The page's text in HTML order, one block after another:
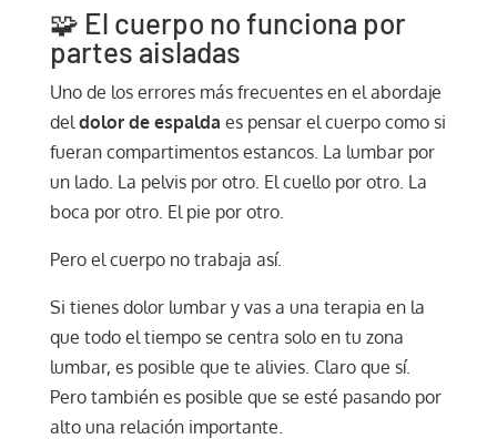
🧩 El cuerpo no funciona por
partes aisladas
Uno de los errores más frecuentes en el abordaje
deldolor de espalda es pensar el cuerpo como si
fueran compartimentos estancos. La lumbar por
un lado. La pelvis por otro. El cuello por otro. La
boca por otro. El pie por otro.
Pero el cuerpo no trabaja así.
Si tienes dolor lumbar y vas a una terapia en la
que todo el tiempo se centra solo en tu zona
lumbar, es posible que te alivies. Claro que sí.
Pero también es posible que se esté pasando por
alto una relación importante.